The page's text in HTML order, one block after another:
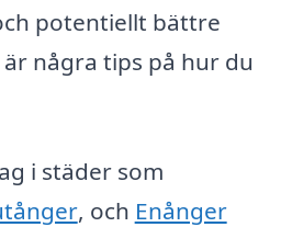
potentiellt bättre
några tips på hur du
i städer som
, och Enånger